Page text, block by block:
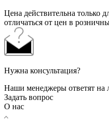
Цена действительна только
отличаться от цен в
Нужна консультация?
Наши менеджеры ответят
Задать вопрос
О нас